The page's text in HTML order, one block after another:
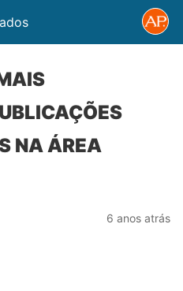
NA ÁREA
6 anos atrás